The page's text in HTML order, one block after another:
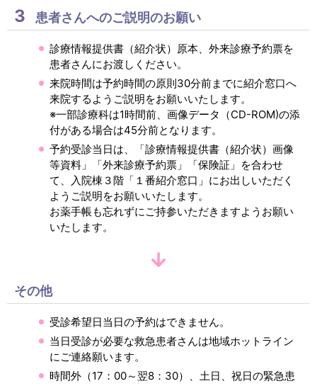
3 患者さんへのご説明のお願い
診療情報提供書（紹介状）原本、外来診療予約票を
患者さんにお渡しください。
来院時間は予約時間の原則30分前までに紹介窓口へ
来院するようご説明をお願いいたします。
※一部診療科は1時間前、画像データ（CD-ROM)の添
付がある場合は45分前となります。
予約受診当日は、「診療情報提供書（紹介状）画像
等資料」「外来診療予約票」「保険証」を合わせ
て、入院棟３階「１番紹介窓口」にお出しいただく
ようご説明をお願いいたします。
お薬手帳も忘れずにご持参いただきますようお願い
いたします。
その他
受診希望日当日の予約はできません。
当日受診が必要な救急患者さんは地域ホットライン
にご連絡願います。
時間外（17：00～翌8：30）、土日、祝日の緊急患